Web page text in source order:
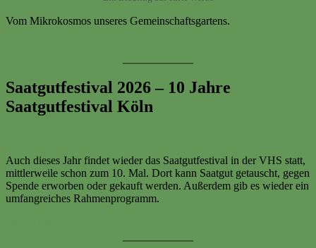
Vom Mikrokosmos unseres Gemeinschaftsgartens.
Saatgutfestival 2026 – 10 Jahre
Saatgutfestival Köln
Auch dieses Jahr findet wieder das Saatgutfestival in der VHS statt,
mittlerweile schon zum 10. Mal. Dort kann Saatgut getauscht, gegen
Spende erworben oder gekauft werden. Außerdem gib es wieder ein
umfangreiches Rahmenprogramm.